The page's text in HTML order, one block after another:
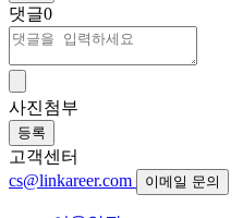
댓글0
사진첨부
등록
고객센터
cs@linkareer.com
이메일 문의